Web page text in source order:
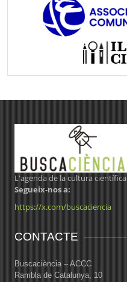
L'agenda de la cultura científica
Segueix-nos a:
https://x.com/buscaciencia
CONTACTE
Buscaciència – ACCC
Rambla de Catalunya, 10